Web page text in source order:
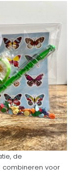
de
combineren voor